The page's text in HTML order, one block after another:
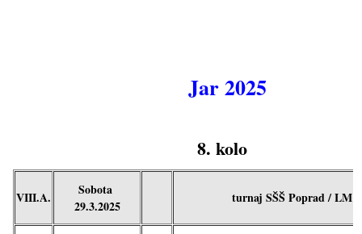
Jar 2025
8. kolo
VIII.A.
Sobota
29.3.2025
turnaj SŠŠ Poprad / LM